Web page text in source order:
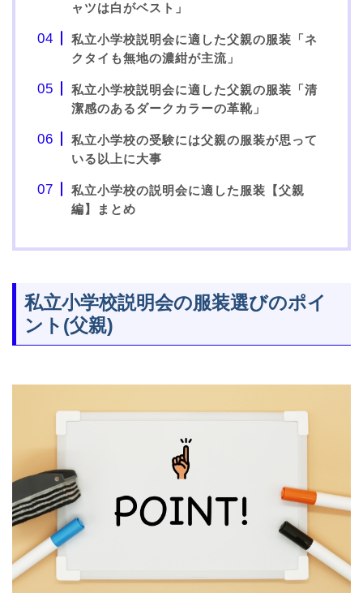
ャツは白がベスト」
私立小学校説明会に適した父親の服装「ネ
クタイも無地の濃紺が主流」
私立小学校説明会に適した父親の服装「清
潔感のあるダークカラーの革靴」
私立小学校の受験には父親の服装が思って
いる以上に大事
私立小学校の説明会に適した服装【父親
編】まとめ
私立小学校説明会の服装選びのポイ
ント(父親)